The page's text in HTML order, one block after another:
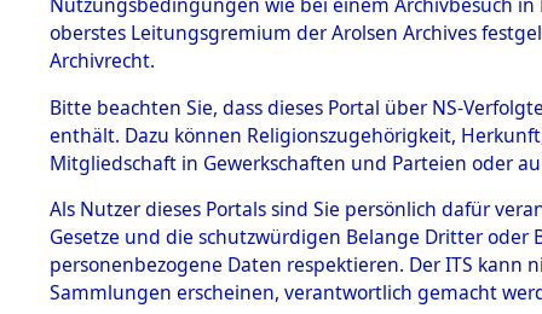
BESTÄNDE
1.
mente
5. Verschiedenes
5.3
Todesmärsche
Essen→
oberstes Leitungsgremium der Arolsen Archives
Archivrecht.
Bitte beachten Sie, dass dieses Portal über NS-
enthält. Dazu können Religionszugehörigkeit,
Mitgliedschaft in Gewerkschaften und Parteien oder
Als Nutzer dieses Portals sind Sie persönlich dafür
Gesetze und die schutzwürdigen Belange Dritter
personenbezogene Daten respektieren. Der ITS
Sammlungen erscheinen, verantwortlich gemacht